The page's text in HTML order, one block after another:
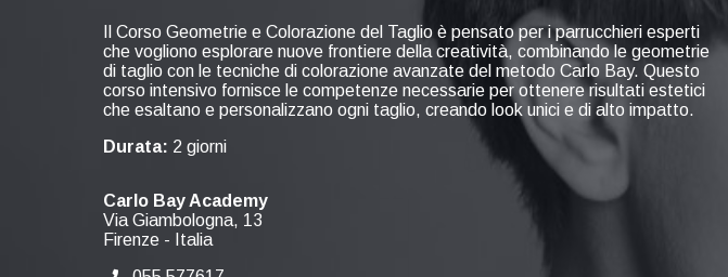
Il Corso Geometrie e Colorazione del Taglio è pensato per i parrucchieri esperti
che vogliono esplorare nuove frontiere della creatività, combinando le geometrie
di taglio con le tecniche di colorazione avanzate del metodo Carlo Bay. Questo
corso intensivo fornisce le competenze necessarie per ottenere risultati estetici
che esaltano e personalizzano ogni taglio, creando look unici e di alto impatto.
Durata: 2 giorni
Carlo Bay Academy
Via Giambologna, 13
Firenze-
Italia